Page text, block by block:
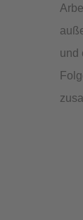
und